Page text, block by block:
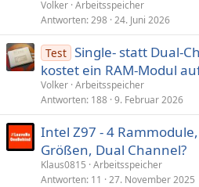
Volker Arbeitsspeicher
Antworten 298 24. Juni 2026
Test Single- statt Dual-
kostet ein RAM-Modul
Volker Arbeitsspeicher
Antworten 188 9. Februar 2026
Intel Z97 - 4
Größen, Dual Channel?
Klaus0815 Arbeitsspeicher
Antworten 11 27. November 2025